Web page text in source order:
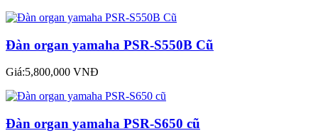
Đàn organ yamaha PSR-S550B Cũ
Giá:5,800,000 VNĐ
Đàn organ yamaha PSR-S650 cũ